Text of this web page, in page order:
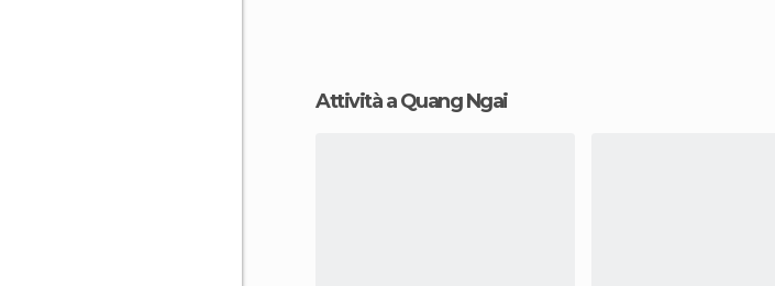
Attività a Quang Ngai